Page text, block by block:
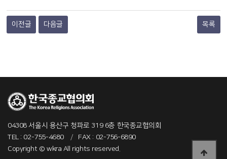
이전글 다음글 목록
04308 서울시 용산구 청파로 319 6층 한국종교협의회
TEL : 02-755-4680
/
FAX : 02-756-6890
Copyright © wkra All rights reserved.